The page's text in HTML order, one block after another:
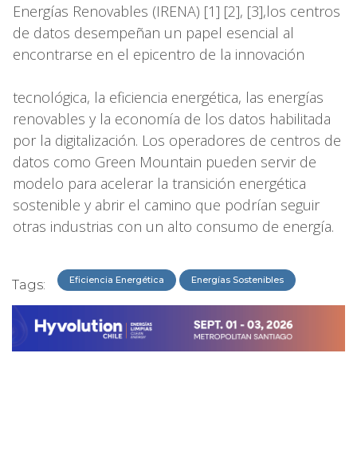
Energías Renovables (IRENA) [1] [2], [3],los centros
de datos desempeñan un papel esencial al
encontrarse en el epicentro de la innovación
tecnológica, la eficiencia energética, las energías
renovables y la economía de los datos habilitada
por la digitalización. Los operadores de centros de
datos como Green Mountain pueden servir de
modelo para acelerar la transición energética
sostenible y abrir el camino que podrían seguir
otras industrias con un alto consumo de energía.
Tags: Eficiencia Energética Energías Sostenibles